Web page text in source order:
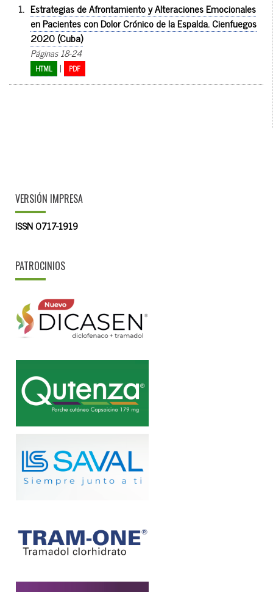
1. Estrategias de Afrontamiento y Alteraciones Emocionales
en Pacientes con Dolor Crónico de la Espalda. Cienfuegos
2020 (Cuba)
Páginas 18-24
HTML | PDF
VERSIÓN IMPRESA
ISSN 0717-1919
PATROCINIOS